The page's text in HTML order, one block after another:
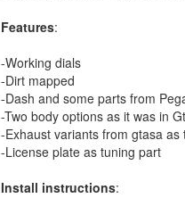
Features:
-Working dials
-Dirt mapped
-Dash and some parts from
-Two body options as it was in
-Exhaust variants from gtasa as
-License plate as tuning part
Install instructions: